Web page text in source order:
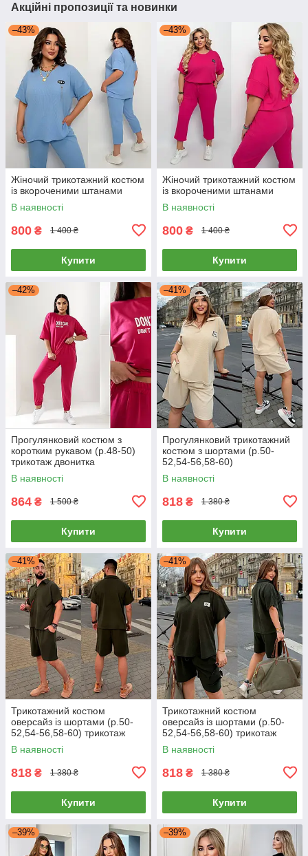
Акційні пропозиції та новинки
–43%
Жіночий трикотажний костюм
із вкороченими штанами
В наявності
800 ₴ 1 400 ₴
Купити
–43%
Жіночий трикотажний костюм
із вкороченими штанами
В наявності
800 ₴ 1 400 ₴
Купити
–42%
Прогулянковий костюм з
коротким рукавом (р.48-50)
трикотаж двонитка
В наявності
864 ₴ 1 500 ₴
Купити
–41%
Прогулянковий трикотажний
костюм з шортами (р.50-
52,54-56,58-60)
В наявності
818 ₴ 1 380 ₴
Купити
–41%
Трикотажний костюм
оверсайз із шортами (р.50-
52,54-56,58-60) трикотаж
Лакоста
В наявності
818 ₴ 1 380 ₴
Купити
–41%
Трикотажний костюм
оверсайз із шортами (р.50-
52,54-56,58-60) трикотаж
Лакоста
В наявності
818 ₴ 1 380 ₴
Купити
–39% –39%